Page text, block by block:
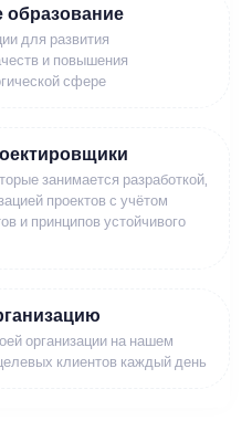
для развития
и повышения
сфере
занимается разработкой,
проектов с учётом
и принципов устойчивого
организации на нашем
клиентов каждый день